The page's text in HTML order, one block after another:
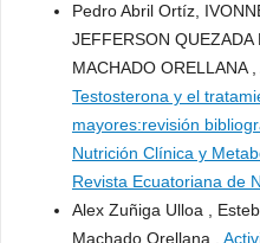
Pedro Abril Ortíz,
JEFFERSON QUEZADA
MACHADO ORELLANA
Testosterona y el
mayores:revisión
Nutrición Clínica y
Revista Ecuatoriana de
Alex Zuñiga Ulloa ,
Machado Orellana ,